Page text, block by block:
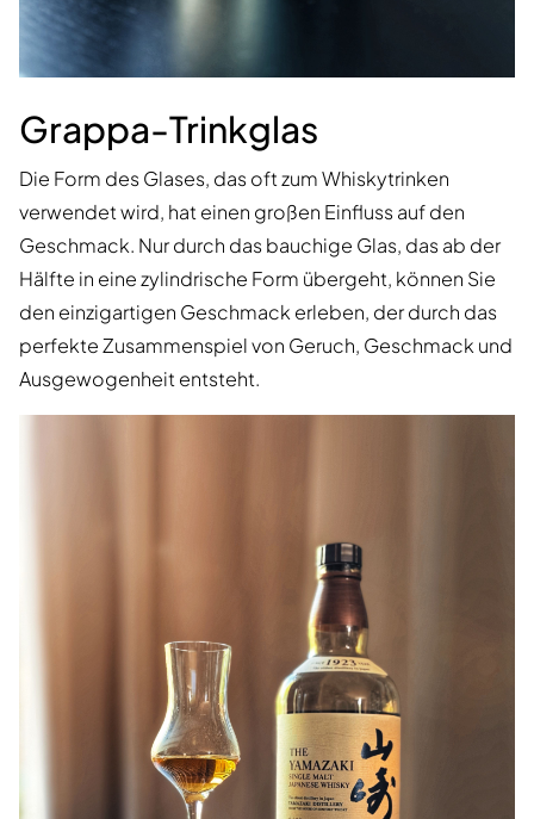
Grappa-Trinkglas
Die Form des Glases, das oft zum Whiskytrinken
verwendet wird, hat einen großen Einfluss auf den
Geschmack. Nur durch das bauchige Glas, das ab der
Hälfte in eine zylindrische Form übergeht, können Sie
den einzigartigen Geschmack erleben, der durch das
perfekte Zusammenspiel von Geruch, Geschmack und
Ausgewogenheit entsteht.